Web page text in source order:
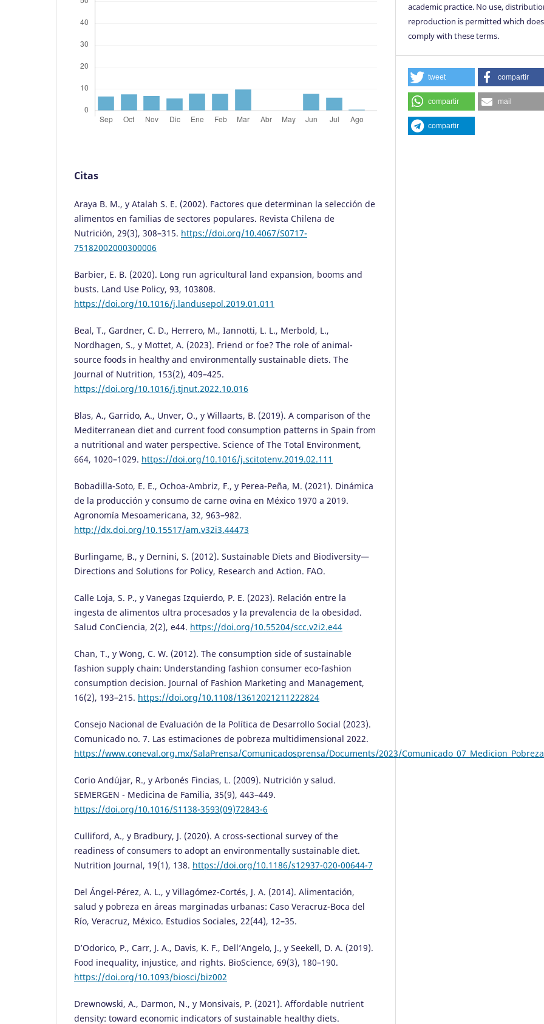
Citas
Araya B. M., y Atalah S. E. (2002). Factores que determinan la selección de
alimentos en familias de sectores populares. Revista Chilena de
Nutrición, 29(3), 308–315. https://doi.org/10.4067/S0717-
75182002000300006
Barbier, E. B. (2020). Long run agricultural land expansion, booms and
busts. Land Use Policy, 93, 103808.
https://doi.org/10.1016/j.landusepol.2019.01.011
Beal, T., Gardner, C. D., Herrero, M., Iannotti, L. L., Merbold, L.,
Nordhagen, S., y Mottet, A. (2023). Friend or foe? The role of animal-
source foods in healthy and environmentally sustainable diets. The
Journal of Nutrition, 153(2), 409–425.
https://doi.org/10.1016/j.tjnut.2022.10.016
Blas, A., Garrido, A., Unver, O., y Willaarts, B. (2019). A comparison of the
Mediterranean diet and current food consumption patterns in Spain from
a nutritional and water perspective. Science of The Total Environment,
664, 1020–1029. https://doi.org/10.1016/j.scitotenv.2019.02.111
Bobadilla-Soto, E. E., Ochoa-Ambriz, F., y Perea-Peña, M. (2021). Dinámica
de la producción y consumo de carne ovina en México 1970 a 2019.
Agronomía Mesoamericana, 32, 963–982.
http://dx.doi.org/10.15517/am.v32i3.44473
Burlingame, B., y Dernini, S. (2012). Sustainable Diets and Biodiversity—
Directions and Solutions for Policy, Research and Action. FAO.
Calle Loja, S. P., y Vanegas Izquierdo, P. E. (2023). Relación entre la
ingesta de alimentos ultra procesados y la prevalencia de la obesidad.
Salud ConCiencia, 2(2), e44. https://doi.org/10.55204/scc.v2i2.e44
Chan, T., y Wong, C. W. (2012). The consumption side of sustainable
fashion supply chain: Understanding fashion consumer eco‐fashion
consumption decision. Journal of Fashion Marketing and Management,
16(2), 193–215. https://doi.org/10.1108/13612021211222824
Consejo Nacional de Evaluación de la Política de Desarrollo Social (2023).
Comunicado no. 7. Las estimaciones de pobreza multidimensional 2022.
https://www.coneval.org.mx/SalaPrensa/Comunicadosprensa/Documents/2023/
Corio Andújar, R., y Arbonés Fincias, L. (2009). Nutrición y salud.
SEMERGEN - Medicina de Familia, 35(9), 443–449.
https://doi.org/10.1016/S1138-3593(09)72843-6
Culliford, A., y Bradbury, J. (2020). A cross-sectional survey of the
readiness of consumers to adopt an environmentally sustainable diet.
Nutrition Journal, 19(1), 138. https://doi.org/10.1186/s12937-020-00644-7
Del Ángel-Pérez, A. L., y Villagómez-Cortés, J. A. (2014). Alimentación,
salud y pobreza en áreas marginadas urbanas: Caso Veracruz-Boca del
Río, Veracruz, México. Estudios Sociales, 22(44), 12–35.
D’Odorico, P., Carr, J. A., Davis, K. F., Dell’Angelo, J., y Seekell, D. A. (2019).
Food inequality, injustice, and rights. BioScience, 69(3), 180–190.
https://doi.org/10.1093/biosci/biz002
Drewnowski, A., Darmon, N., y Monsivais, P. (2021). Affordable nutrient
density: toward economic indicators of sustainable healthy diets.
academic practice. No use,
reproduction is permitted which
comply with these terms.
tweet compartir
compartir mail
compartir